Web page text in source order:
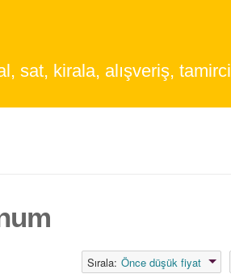
sat, kirala, alışveriş, tamirci
Sırala: Önce düşük fiyat